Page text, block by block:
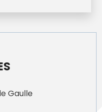
Gaulle